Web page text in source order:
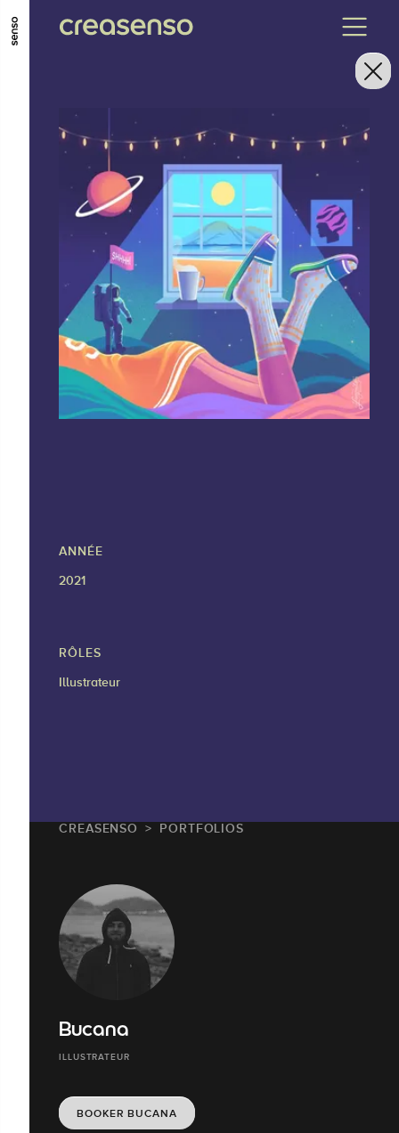
ALLER AU CONTENU PRINCIPAL
ANNÉE
2021
RÔLES
Illustrateur
CREASENSO PORTFOLIOS
Bucana
ILLUSTRATEUR
BOOKER BUCANA